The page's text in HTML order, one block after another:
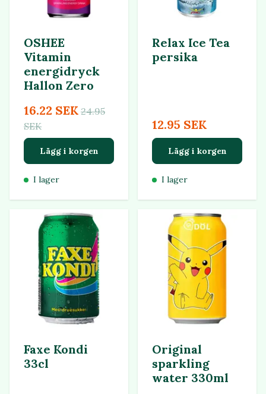
OSHEE
Vitamin
energidryck
Hallon Zero
16.22 SEK 24.95
SEK
Lägg i korgen
I lager
Relax Ice Tea
persika
12.95 SEK
Lägg i korgen
I lager
Faxe Kondi
33cl
Original
sparkling
water 330ml